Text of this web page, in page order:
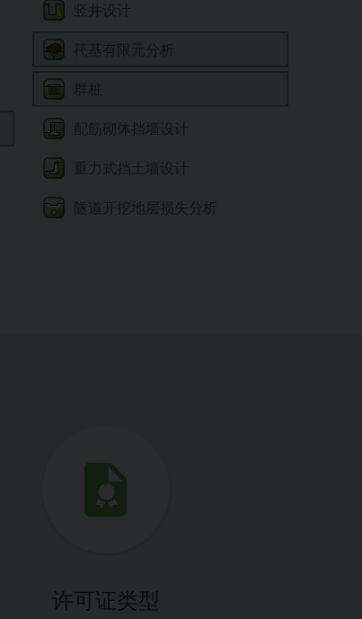
竖井设计
配筋砌体挡墙设计
重力式挡土墙设计
隧道开挖地层损失分析
许可证类型